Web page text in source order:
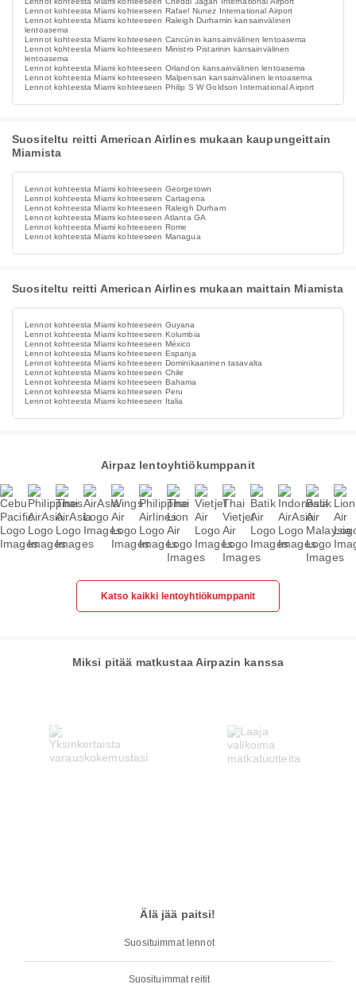
Lennot kohteesta Miami kohteeseen Rafael Nunez International Airport
Lennot kohteesta Miami kohteeseen Raleigh Durhamin kansainvälinen
lentoasema
Lennot kohteesta Miami kohteeseen Cancúnin kansainvälinen lentoasema
Lennot kohteesta Miami kohteeseen Ministro Pistarinin kansainvälinen
lentoasema
Lennot kohteesta Miami kohteeseen Orlandon kansainvälinen lentoasema
Lennot kohteesta Miami kohteeseen Malpensan kansainvälinen lentoasema
Lennot kohteesta Miami kohteeseen Philip S W Goldson International Airport
Suositeltu reitti American Airlines mukaan kaupungeittain
Miamista
Lennot kohteesta Miami kohteeseen Georgetown
Lennot kohteesta Miami kohteeseen Cartagena
Lennot kohteesta Miami kohteeseen Raleigh Durham
Lennot kohteesta Miami kohteeseen Atlanta GA
Lennot kohteesta Miami kohteeseen Rome
Lennot kohteesta Miami kohteeseen Managua
Suositeltu reitti American Airlines mukaan maittain Miamista
Lennot kohteesta Miami kohteeseen Guyana
Lennot kohteesta Miami kohteeseen Kolumbia
Lennot kohteesta Miami kohteeseen México
Lennot kohteesta Miami kohteeseen Espanja
Lennot kohteesta Miami kohteeseen Dominikaaninen tasavalta
Lennot kohteesta Miami kohteeseen Chile
Lennot kohteesta Miami kohteeseen Bahama
Lennot kohteesta Miami kohteeseen Peru
Lennot kohteesta Miami kohteeseen Italia
Airpaz lentoyhtiökumppanit
Katso kaikki lentoyhtiökumppanit
Miksi pitää matkustaa Airpazin kanssa
Älä jää paitsi!
Suosituimmat lennot
Suosituimmat reitit